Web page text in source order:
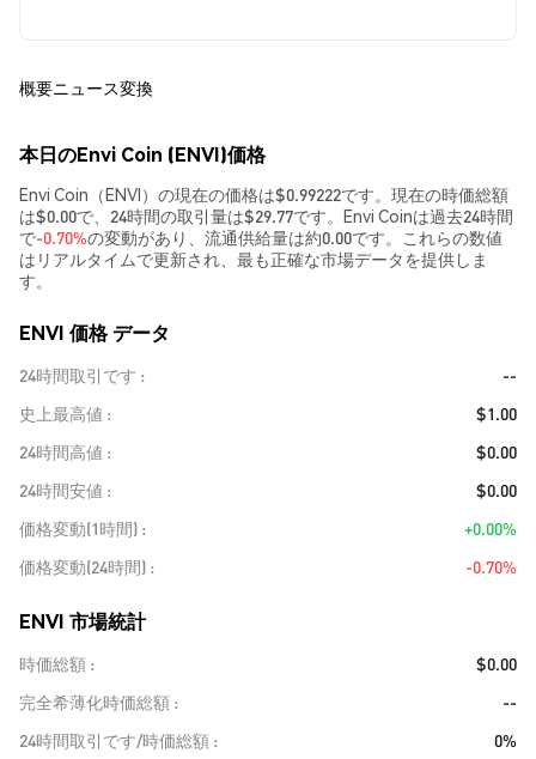
概要ニュース変換
本日のEnvi Coin (ENVI)価格
Envi Coin（ENVI）の現在の価格は$0.99222です。現在の時価総額
は$0.00で、24時間の取引量は$29.77です。Envi Coinは過去24時間
で-0.70%の変動があり、流通供給量は約0.00です。これらの数値
はリアルタイムで更新され、最も正確な市場データを提供しま
す。
ENVI 価格 データ
24時間取引です
--
史上最高値
$1.00
24時間高値
$0.00
24時間安値
$0.00
価格変動(1時間)
+0.00%
価格変動(24時間)
-0.70%
ENVI 市場統計
時価総額
$0.00
完全希薄化時価総額
--
24時間取引です/時価総額
0%